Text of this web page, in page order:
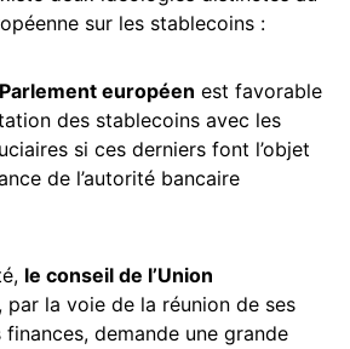
sur les stablecoins :
européen est favorable
des stablecoins avec les
si ces derniers font l’objet
de l’autorité bancaire
le conseil de l’Union
, par la voie de la réunion de ses
finances, demande une grande